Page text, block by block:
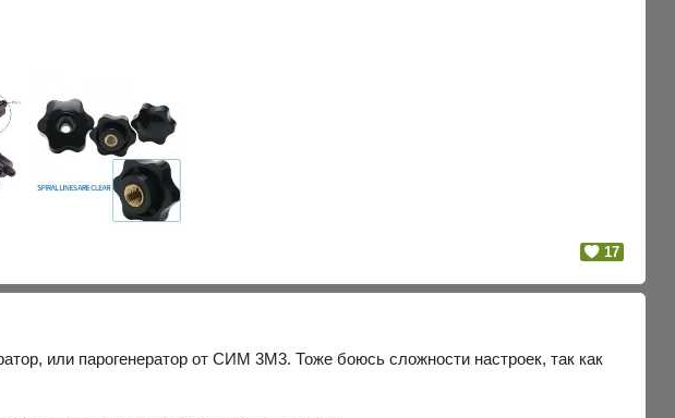
17
или парогенератор от СИМ 3М3. Тоже боюсь сложности настроек, так как